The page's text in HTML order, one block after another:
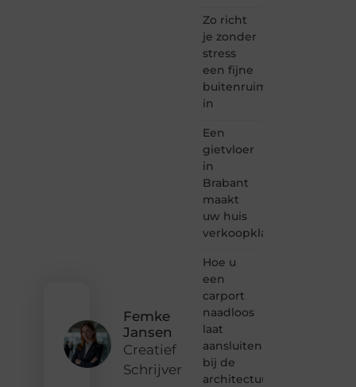
Femke
Jansen
Creatief
Schrijver
Zo richt
je zonder
stress
een fijne
buitenruimte
in
Een
gietvloer
in
Brabant
maakt
uw huis
verkoopklaar
Hoe u
een
carport
naadloos
laat
aansluiten
bij de
architectuur